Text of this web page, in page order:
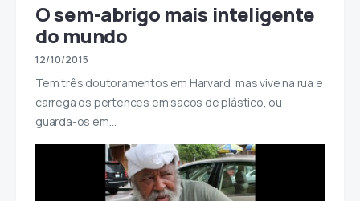
O sem-abrigo mais inteligente
do mundo
12/10/2015
Tem três doutoramentos em Harvard, mas vive na rua e
carrega os pertences em sacos de plástico, ou
guarda-os em…